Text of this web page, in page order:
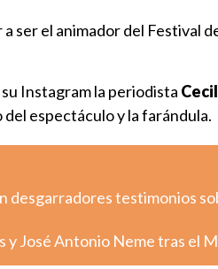
ser el animador del Festival
Instagram la periodista
espectáculo y la farándula.
desgarradores testimonios
José Antonio Neme tras el